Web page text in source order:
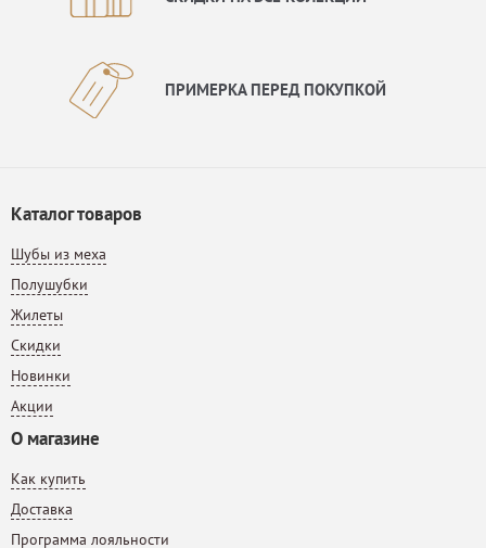
ПРИМЕРКА ПЕРЕД ПОКУПКОЙ
Каталог товаров
Шубы из меха
Полушубки
Жилеты
Скидки
Новинки
Акции
О магазине
Как купить
Доставка
Программа лояльности